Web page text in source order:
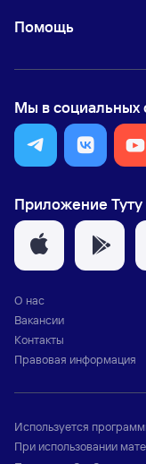
Помощь
Мы в социальных
Приложение Туту
О нас
Вакансии
Контакты
Правовая информация
Используется
При использовании